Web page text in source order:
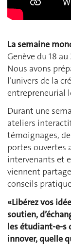
La semaine
Genève du 18
Nous avons
l’univers de la
entrepreneurial
Durant une
ateliers
témoignages,
portes ouvertes
intervenants et
viennent
conseils
«Libérez vos
soutien,
les étudiant-e-s
innover, quelle